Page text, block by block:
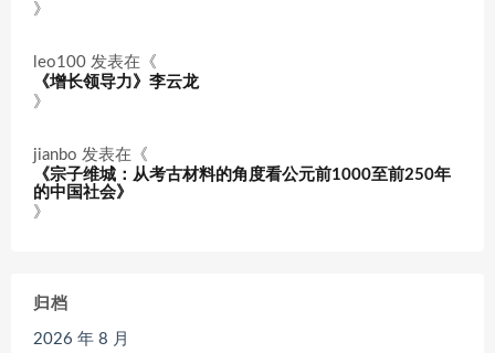
》
leo100 发表在《
《增长领导力》李云龙
》
jianbo 发表在《
《宗子维城：从考古材料的角度看公元前1000至前250年
的中国社会》
》
归档
2026 年 8 月